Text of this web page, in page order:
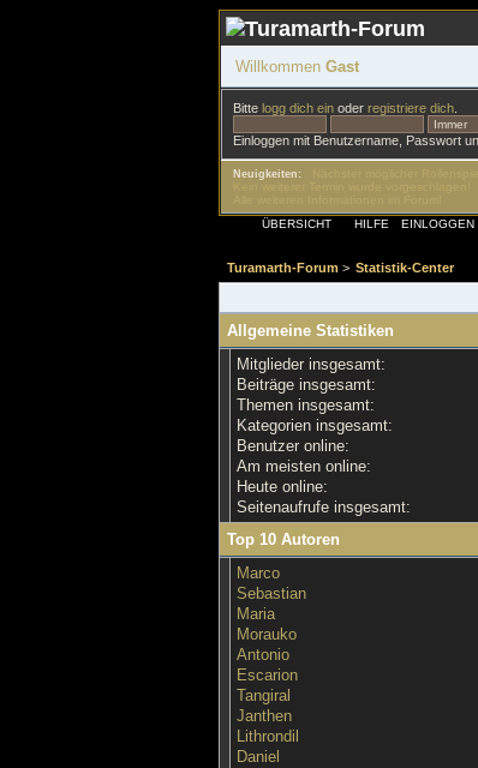
Willkommen Gast
Bitte logg dich einoder registriere dich.
Einloggen mit Benutzername, Passwort
Neuigkeiten:
ÜBERSICHT
HILFE EINLOGGEN
Turamarth-Forum > Statistik-Center
Allgemeine Statistiken
Mitglieder insgesamt:
Beiträge insgesamt:
Themen insgesamt:
Kategorien insgesamt:
Benutzer online:
Am meisten online:
Heute online:
Seitenaufrufe insgesamt:
Top 10 Autoren
Marco
Sebastian
Maria
Morauko
Antonio
Escarion
Tangiral
Janthen
Lithrondil
Daniel